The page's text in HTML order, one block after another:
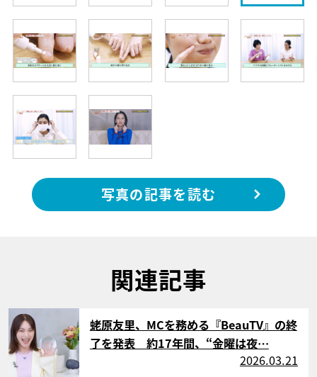
写真の記事を読む
関連記事
サムネイル
蛯原友里、MCを務める『BeauTV』の終
了を発表 約17年間、“金曜は夜…
2026.03.21